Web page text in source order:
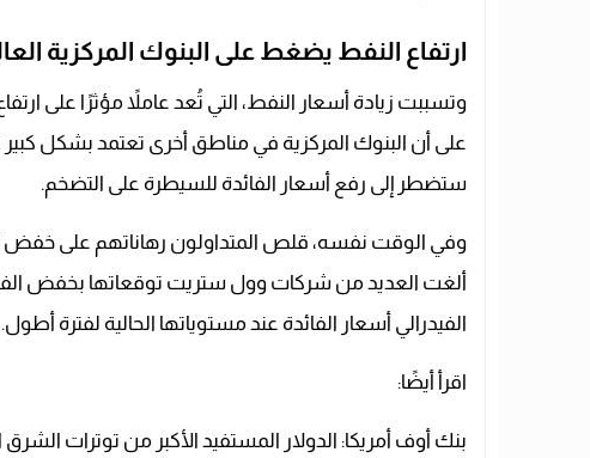
ارتفاع النفط يضغط على البنوك المركزية
وتسببت زيادة أسعار النفط، التي تُعد عاملاً مؤثرًا على
على أن البنوك المركزية في مناطق أخرى تعتمد بشكل كبير
ستضطر إلى رفع أسعار الفائدة للسيطرة على التضخم.
وفي الوقت نفسه، قلص المتداولون رهاناتهم على خفض
ألغت العديد من شركات وول ستريت توقعاتها بخفض
الفيدرالي أسعار الفائدة عند مستوياتها الحالية لفترة أطول.
اقرأ أيضًا:
بنك أوف أمريكا: الدولار المستفيد الأكبر من توترات